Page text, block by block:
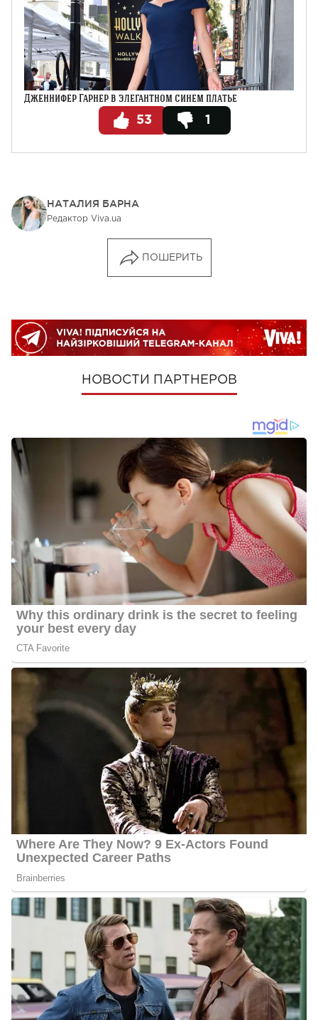
Дженнифер Гарнер в элегантном синем платье
53 1
НАТАЛИЯ БАРНА
Редактор Viva.ua
ПОШЕРИТЬ
НОВОСТИ ПАРТНЕРОВ